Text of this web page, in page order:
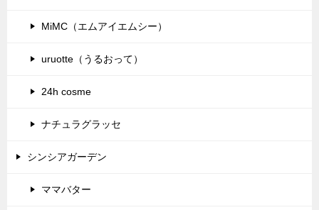
MiMC（エムアイエムシー）
uruotte（うるおって）
24h cosme
ナチュラグラッセ
シンシアガーデン
ママバター